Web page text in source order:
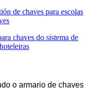
o armario de chaves